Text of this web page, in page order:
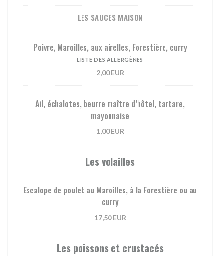
LES SAUCES MAISON
Poivre, Maroilles, aux airelles, Forestière, curry
LISTE DES ALLERGÈNES
2,00 EUR
Ail, échalotes, beurre maître d’hôtel, tartare,
mayonnaise
1,00 EUR
Les volailles
Escalope de poulet au Maroilles, à la Forestière ou au
curry
17,50 EUR
Les poissons et crustacés